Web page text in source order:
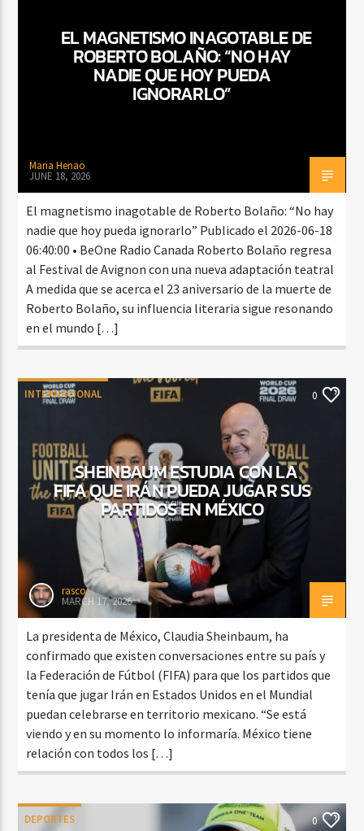
CURRENT SHOW
DJ MIX
Beone Radio
EL MAGNETISMO INAGOTABLE DE
ROBERTO BOLAÑO: “NO HAY
NADIE QUE HOY PUEDA
IGNORARLO”
Maria Henao
JUNE 18, 2026
El magnetismo inagotable de Roberto Bolaño: “No hay
nadie que hoy pueda ignorarlo” Publicado el 2026-06-18
06:40:00 • BeOne Radio Canada Roberto Bolaño regresa
al Festival de Avignon con una nueva adaptación teatral
A medida que se acerca el 23 aniversario de la muerte de
Roberto Bolaño, su influencia literaria sigue resonando
en el mundo […]
INTERNACIONAL 0
SHEINBAUM ESTUDIA CON LA
FIFA QUE IRÁN PUEDA JUGAR SUS
PARTIDOS EN MÉXICO
rasco
MARCH 17, 2026
La presidenta de México, Claudia Sheinbaum, ha
confirmado que existen conversaciones entre su país y
la Federación de Fútbol (FIFA) para que los partidos que
tenía que jugar Irán en Estados Unidos en el Mundial
puedan celebrarse en territorio mexicano. “Se está
viendo y en su momento lo informaría. México tiene
relación con todos los […]
DEPORTES 0